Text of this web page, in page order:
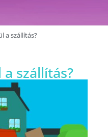
a szállítás?
szállítás?